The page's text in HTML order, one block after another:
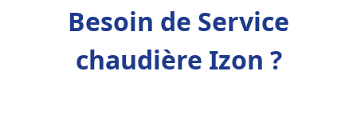
Besoin de Service
chaudière Izon ?